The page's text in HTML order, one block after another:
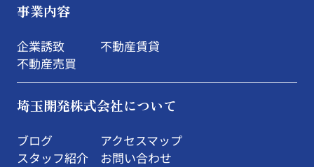
事業内容
企業誘致
不動産売買
不動産賃貸
埼玉開発株式会社について
ブログ
スタッフ紹介
アクセスマップ
お問い合わせ